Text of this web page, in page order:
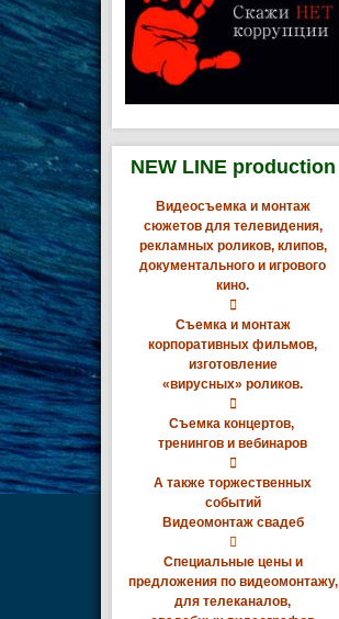
NEW LINE production
Видеосъемка и монтаж
сюжетов для телевидения,
рекламных роликов, клипов,
документального и игрового
кино.

Съемка и монтаж
корпоративных фильмов,
изготовление
«вирусных» роликов.

Съемка концертов,
тренингов и вебинаров

А также торжественных
событий
Видеомонтаж свадеб

Специальные цены и
предложения по видеомонтажу,
для телеканалов,